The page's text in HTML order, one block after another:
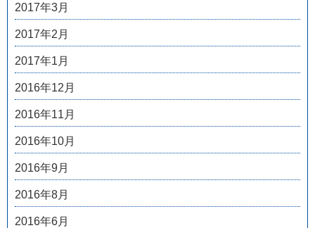
2017年3月
2017年2月
2017年1月
2016年12月
2016年11月
2016年10月
2016年9月
2016年8月
2016年6月